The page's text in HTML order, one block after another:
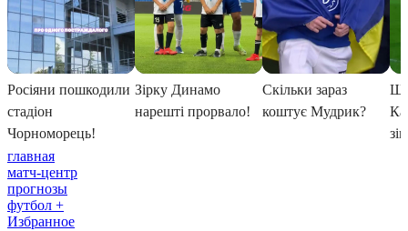
главная
матч-центр
прогнозы
футбол +
Избранное